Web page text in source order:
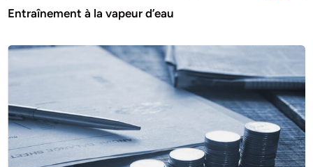
Entraînement à la vapeur d’eau